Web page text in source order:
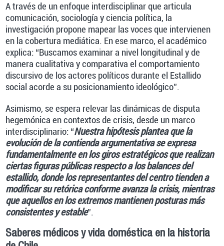
A través de un enfoque interdisciplinar que articula
comunicación, sociología y ciencia política, la
investigación propone mapear las voces que intervienen
en la cobertura mediática. En ese marco, el académico
explica: “Buscamos examinar a nivel longitudinal y de
manera cualitativa y comparativa el comportamiento
discursivo de los actores políticos durante el Estallido
social acorde a su posicionamiento ideológico”.
Asimismo, se espera relevar las dinámicas de disputa
hegemónica en contextos de crisis, desde un marco
interdisciplinario: “Nuestra hipótesis plantea que la
evolución de la contienda argumentativa se expresa
fundamentalmente en los giros estratégicos que realizan
ciertas figuras públicas respecto a los balances del
estallido, donde los representantes del centro tienden a
modificar su retórica conforme avanza la crisis, mientras
que aquellos en los extremos mantienen posturas más
consistentes y estable”.
Saberes médicos y vida doméstica en la historia